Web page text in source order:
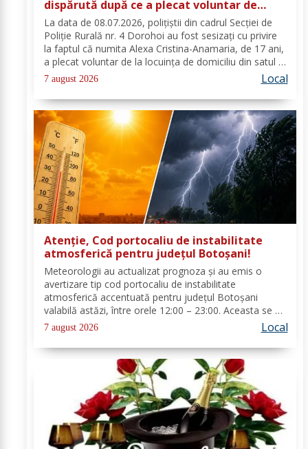
dispărută după ce a plecat voluntar de
acasă și nu a mai revenit
La data de 08.07.2026, polițiștii din cadrul Secției de
Poliție Rurală nr. 4 Dorohoi au fost sesizați cu privire
la faptul că numita Alexa Cristina-Anamaria, de 17 ani,
a plecat voluntar de la locuința de domiciliu din satul și
comuna Dimăcheni, județul Botoșani. Semnalmentele
numitei Alexa...
7 august 2026 Local
Atenție, Cod portocaliu de instabilitate
atmosferică pentru județul Botoșani!
Meteorologii au actualizat prognoza și au emis o
avertizare tip cod portocaliu de instabilitate
atmosferică accentuată pentru județul Botoșani
valabilă astăzi, între orele 12:00 – 23:00. Aceasta se va
manifesta prin intensificări ale vântului, vijelii puternice
(rafale de 70...90 km/h), averse...
7 august 2026 Local